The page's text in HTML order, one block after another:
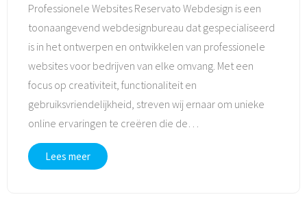
Professionele Websites Reservato Webdesign is een
toonaangevend webdesignbureau dat gespecialiseerd
is in het ontwerpen en ontwikkelen van professionele
websites voor bedrijven van elke omvang. Met een
focus op creativiteit, functionaliteit en
gebruiksvriendelijkheid, streven wij ernaar om unieke
online ervaringen te creëren die de
Lees meer